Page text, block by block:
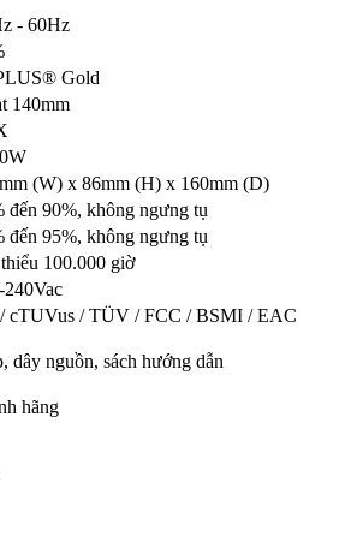
- 60Hz
Gold
140mm
(W) x 86mm (H) x 160mm (D)
đến 90%, không ngưng tụ
đến 95%, không ngưng tụ
100.000 giờ
240Vac
cTUVus / TÜV / FCC / BSMI / EAC
dây nguồn, sách hướng dẫn
hãng